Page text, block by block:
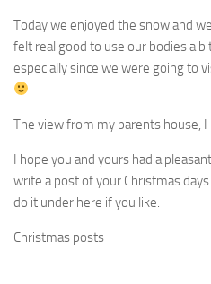
Today we enjoyed the snow and
felt real good to use our bodies a
especially since we were going to
The view from my parents house,
I hope you and yours had a
write a post of your Christmas
do it under here if you like:
Christmas posts